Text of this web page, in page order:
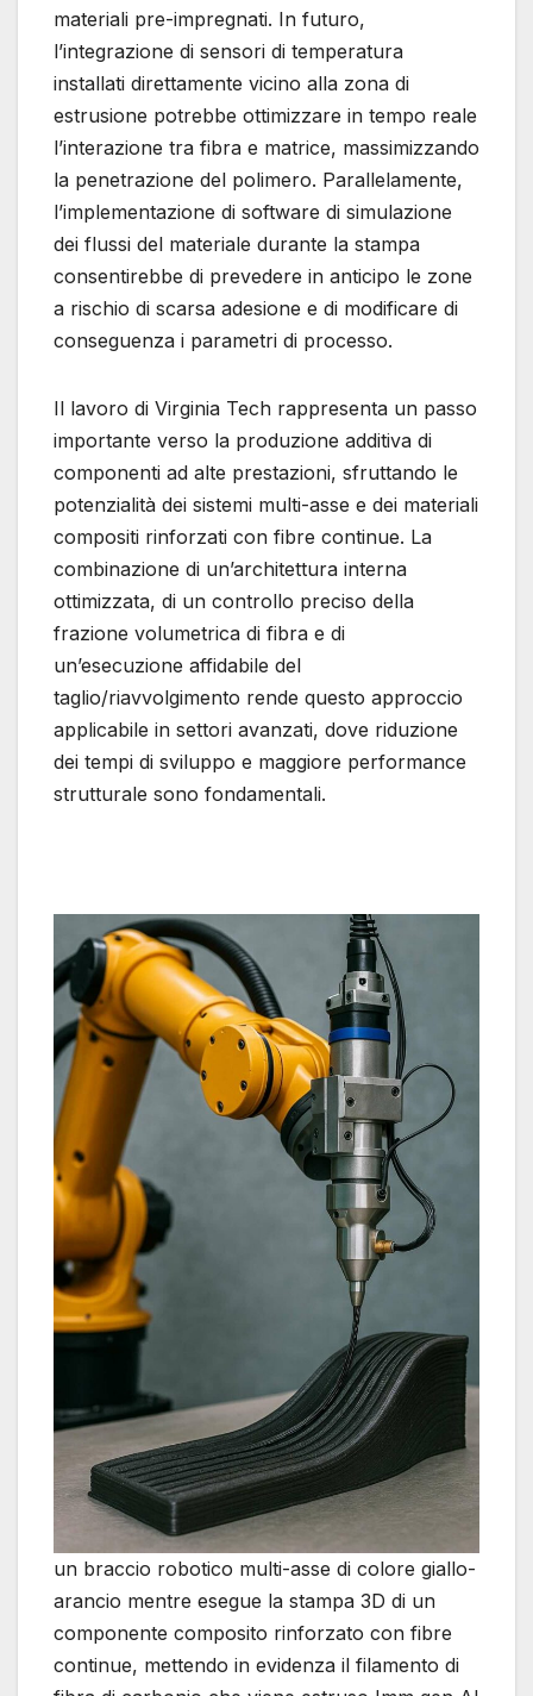
materiali pre-impregnati. In futuro,
l’integrazione di sensori di temperatura
installati direttamente vicino alla zona di
estrusione potrebbe ottimizzare in tempo reale
l’interazione tra fibra e matrice, massimizzando
la penetrazione del polimero. Parallelamente,
l’implementazione di software di simulazione
dei flussi del materiale durante la stampa
consentirebbe di prevedere in anticipo le zone
a rischio di scarsa adesione e di modificare di
conseguenza i parametri di processo.
Il lavoro di Virginia Tech rappresenta un passo
importante verso la produzione additiva di
componenti ad alte prestazioni, sfruttando le
potenzialità dei sistemi multi-asse e dei materiali
compositi rinforzati con fibre continue. La
combinazione di un’architettura interna
ottimizzata, di un controllo preciso della
frazione volumetrica di fibra e di
un’esecuzione affidabile del
taglio/riavvolgimento rende questo approccio
applicabile in settori avanzati, dove riduzione
dei tempi di sviluppo e maggiore performance
strutturale sono fondamentali.
un braccio robotico multi-asse di colore giallo-
arancio mentre esegue la stampa 3D di un
componente composito rinforzato con fibre
continue, mettendo in evidenza il filamento di